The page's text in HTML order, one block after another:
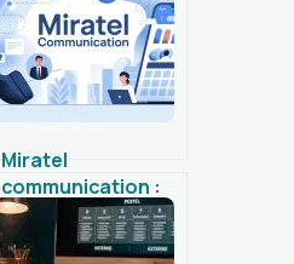
Miratel
communication :
services, avis et
alternatives pour